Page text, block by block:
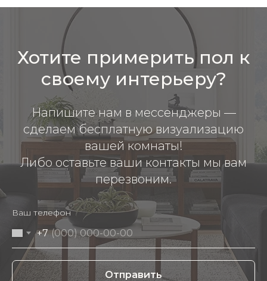
Хотите примерить пол к
своему интерьеру?
Напишите нам в мессенджеры —
сделаем бесплатную визуализацию
вашей комнаты!
Либо оставьте ваши контакты мы вам
перезвоним.
Ваш телефон
+7
Отправить